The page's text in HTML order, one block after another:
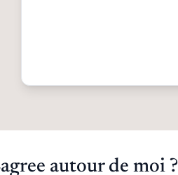
autour de moi ?